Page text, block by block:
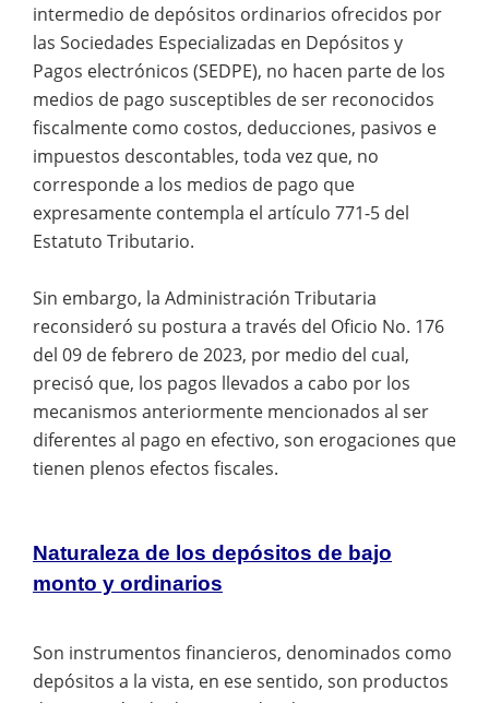
intermedio de depósitos ordinarios ofrecidos por
las Sociedades Especializadas en Depósitos y
Pagos electrónicos (SEDPE), no hacen parte de los
medios de pago susceptibles de ser reconocidos
fiscalmente como costos, deducciones, pasivos e
impuestos descontables, toda vez que, no
corresponde a los medios de pago que
expresamente contempla el artículo 771-5 del
Estatuto Tributario.
Sin embargo, la Administración Tributaria
reconsideró su postura a través del Oficio No. 176
del 09 de febrero de 2023, por medio del cual,
precisó que, los pagos llevados a cabo por los
mecanismos anteriormente mencionados al ser
diferentes al pago en efectivo, son erogaciones que
tienen plenos efectos fiscales.
Naturaleza de los depósitos de bajo
monto y ordinarios
Son instrumentos financieros, denominados como
depósitos a la vista, en ese sentido, son productos